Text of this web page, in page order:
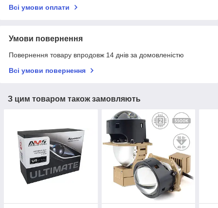
Всі умови оплати
Умови повернення
Повернення товару впродовж 14 днів за домовленістю
Всі умови повернення
З цим товаром також замовляють